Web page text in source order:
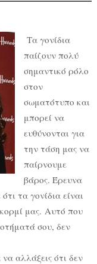
Τα γονίδια
παίζουν πολύ
σημαντικό ρόλο
στον
σωματότυπο και
μπορεί να
ευθύνονται για
την τάση μας να
παίρνουμε
βάρος. Έρευνα
τα γονίδια είναι
μας. Αυτό που
σου, δεν
αλλάξεις ότι δεν